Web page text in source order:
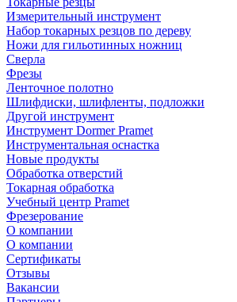
Измерительный инструмент
Набор токарных резцов по дереву
Ножи для гильотинных ножниц
Сверла
Фрезы
Ленточное полотно
Шлифдиски, шлифленты, подложки
Другой инструмент
Инструмент Dormer Pramet
Инструментальная оснастка
Новые продукты
Обработка отверстий
Токарная обработка
Учебный центр Pramet
Фрезерование
О компании
О компании
Сертификаты
Отзывы
Вакансии